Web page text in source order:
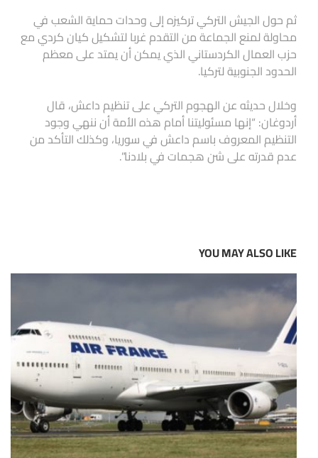
ثم حول الجيش التركي تركيزه إلى وحدات حماية الشعب في
محاولة لمنع الجماعة من التقدم غربا لتشكيل كيان كردي مع
حزب العمال الكردستاني الذي يمكن أن يمتد على معظم
الحدود الجنوبية لتركيا.
وخلال حديثه عن الهجوم التركي على تنظيم داعش، قال
أردوغان: “إنها مسئوليتنا أمام هذه الأمة أن ننهي وجود
التنظيم المعروف باسم داعش في سوريا، وكذلك التأكد من
عدم قدرته على شن هجمات في بلادنا”.
YOU MAY ALSO LIKE